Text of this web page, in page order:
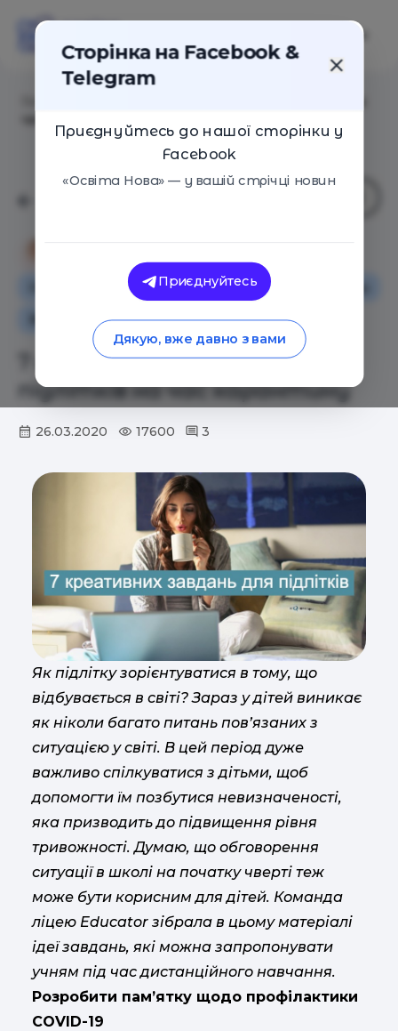
Особистий досвід Освіта в Україні
Вибір редакції
7 цікавих завдань для
підлітків на час карантину
26.03.2020 17600 3
Як підлітку зорієнтуватися в тому, що
відбувається в світі? Зараз у дітей виникає
як ніколи багато питань пов’язаних з
ситуацією у світі. В цей період дуже
важливо спілкуватися з дітьми, щоб
допомогти їм позбутися невизначеності,
яка призводить до підвищення рівня
тривожності. Думаю, що обговорення
ситуації в школі на початку чверті теж
може бути корисним для дітей. Команда
ліцею Educator зібрала в цьому матеріалі
ідеї завдань, які можна запропонувати
учням під час дистанційного навчання.
Розробити пам’ятку щодо профілактики
COVID-19
Сторінка на Facebook &
Telegram
Приєднуйтесь до нашої сторінки у
Facebook
«Освіта Нова» — у вашій стрічці новин
Приєднуйтесь
Дякую, вже давно з вами